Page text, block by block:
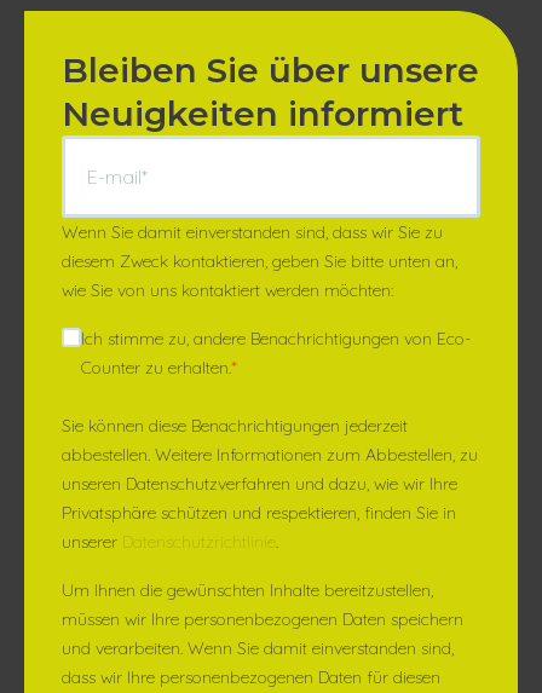
Bleiben Sie über unsere
Neuigkeiten informiert
Wenn Sie damit einverstanden sind, dass wir Sie zu
diesem Zweck kontaktieren, geben Sie bitte unten an,
wie Sie von uns kontaktiert werden möchten:
Ich stimme zu, andere Benachrichtigungen von Eco-
Counter zu erhalten.*
Sie können diese Benachrichtigungen jederzeit
abbestellen. Weitere Informationen zum Abbestellen, zu
unseren Datenschutzverfahren und dazu, wie wir Ihre
Privatsphäre schützen und respektieren, finden Sie in
unserer Datenschutzrichtlinie.
Um Ihnen die gewünschten Inhalte bereitzustellen,
müssen wir Ihre personenbezogenen Daten speichern
und verarbeiten. Wenn Sie damit einverstanden sind,
dass wir Ihre personenbezogenen Daten für diesen